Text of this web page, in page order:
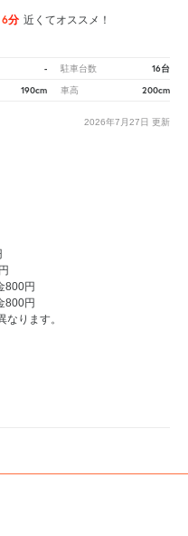
分 近くてオススメ！
- 駐車台数 16台
190cm 車高 200cm
2026年7月27日 更新
800円
800円
ります。